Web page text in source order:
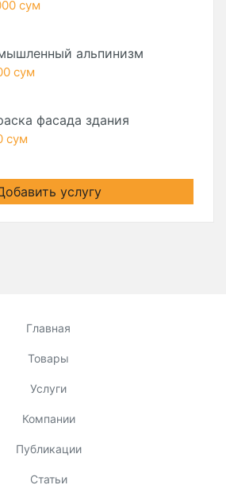
сум
альпинизм
сум
фасада здания
сум
услугу
Главная
Товары
Услуги
Компании
Публикации
Статьи